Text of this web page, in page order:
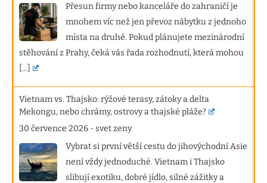
Přesun firmy nebo kanceláře do zahraničí je
mnohem víc než jen převoz nábytku z jednoho
místa na druhé. Pokud plánujete mezinárodní
stěhování z Prahy, čeká vás řada rozhodnutí, která mohou
[...]
Vietnam vs. Thajsko: rýžové terasy, zátoky a delta
Mekongu, nebo chrámy, ostrovy a thajské pláže?
30 července 2026 -svet zeny
Vybrat si první větší cestu do jihovýchodní Asie
není vždy jednoduché. Vietnam i Thajsko
slibují exotiku, dobré jídlo, silné zážitky a